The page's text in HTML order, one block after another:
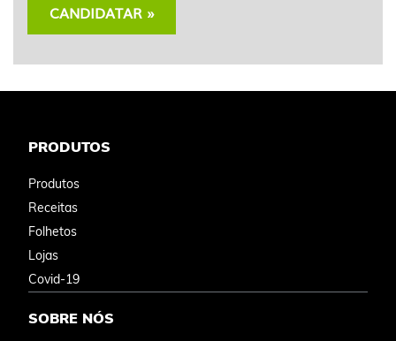
CANDIDATAR »
PRODUTOS
Produtos
Receitas
Folhetos
Lojas
Covid-19
SOBRE NÓS